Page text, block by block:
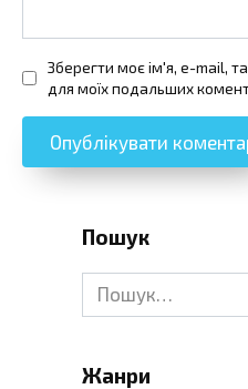
Зберегти моє ім'я, e-mail,
для моїх подальших
Пошук
Search
Жанри